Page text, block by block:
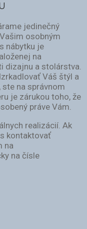
jedinečný
osobným
nábytku je
na
dizajnu a stolárstva.
Váš štýl a
ste na správnom
je zárukou toho, že
práve Vám.
realizácií. Ak
kontaktovať
na
na čísle